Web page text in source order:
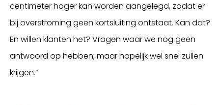
centimeter hoger kan worden aangelegd, zodat er
bij overstroming geen kortsluiting ontstaat. Kan dat?
En willen klanten het? Vragen waar we nog geen
antwoord op hebben, maar hopelijk wel snel zullen
krijgen.”